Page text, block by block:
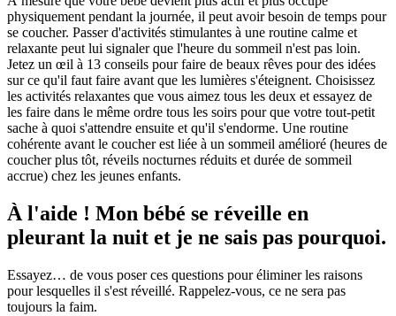
physiquement pendant la journée, il peut avoir besoin de temps pour
se coucher. Passer d'activités stimulantes à une routine calme et
relaxante peut lui signaler que l'heure du sommeil n'est pas loin.
Jetez un œil à 13 conseils pour faire de beaux rêves pour des idées
sur ce qu'il faut faire avant que les lumières s'éteignent. Choisissez
les activités relaxantes que vous aimez tous les deux et essayez de
les faire dans le même ordre tous les soirs pour que votre tout-petit
sache à quoi s'attendre ensuite et qu'il s'endorme. Une routine
cohérente avant le coucher est liée à un sommeil amélioré (heures de
coucher plus tôt, réveils nocturnes réduits et durée de sommeil
accrue) chez les jeunes enfants.
À l'aide ! Mon bébé se réveille en
pleurant la nuit et je ne sais pas pourquoi.
Essayez… de vous poser ces questions pour éliminer les raisons
pour lesquelles il s'est réveillé. Rappelez-vous, ce ne sera pas
toujours la faim.